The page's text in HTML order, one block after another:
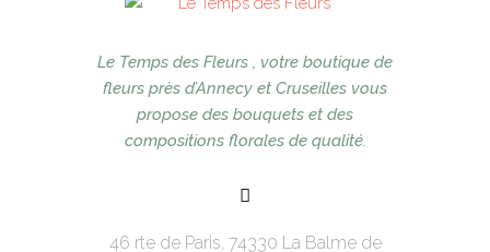
Le Temps des Fleurs , votre boutique de
fleurs près d’Annecy et Cruseilles vous
propose des bouquets et des
compositions florales de qualité.
46 rte de Paris, 74330 La Balme de